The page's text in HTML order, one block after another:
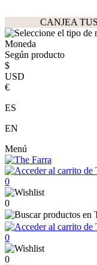
CANJEA
Moneda
Según producto
$
USD
€
ES
EN
Menú
0
0
0
0